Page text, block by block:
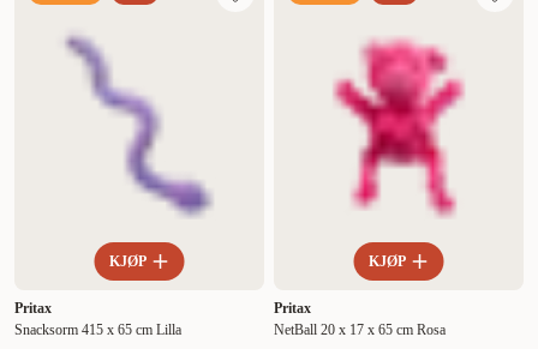
KJØP
Pritax
Snacksorm 415 x 65 cm Lilla
KJØP
Pritax
NetBall 20 x 17 x 65 cm Rosa